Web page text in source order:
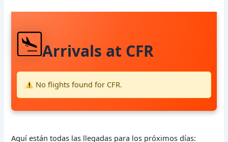
Arrivals at CFR
No flights found for CFR.
Aquí están todas las llegadas para los próximos días: